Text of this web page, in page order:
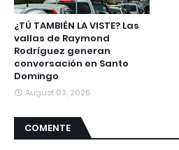
¿TÚ TAMBIÉN LA VISTE? Las
vallas de Raymond
Rodríguez generan
conversación en Santo
Domingo
August 03, 2026
COMENTE